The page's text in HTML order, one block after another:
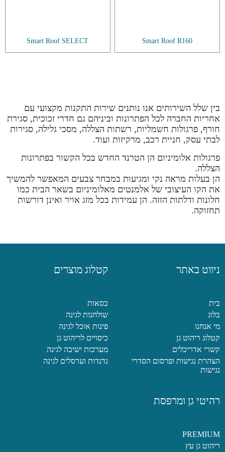
Smart Roof R160
Smart Roof SELECT
בין שלל השירותים אנו נותנים שירות התקנות מקצועי עם
אחריות החברה לכל הפתרונות וביניהם גם חדרי זכוכית, סגירת
חורף, פרגולות חשמליות, רשתות הצללה, מסכי גלילה, סגירות
לבתי עסק, חניית רכב, מרקיזות ועוד.
פרגולות אלומיניום הן הטרנד החדש בכל הקשור בפתרונות
הצללה.
הן בעלות מראה נקי ומגיעות במבחר צבעים המאפשר להמשיך
את הקו העיצובי של אלמנטים מאלומיניום בשאר הבית כמו
חלונות ודלתות הזזה. הן עמידות בכל מזג אויר ואינן דורשות
תחזוקה.
ניווט באתר
בית
בלוג
מי אנחנו
קטלוג ריהוט גן
קשרי אדריכלים
הצהרת נגישות ופרסום הסדרי
נגישות
קטלוג מוצרים
כסאות
שולחנות לגינה
פינות אוכל לגינה
כיסויים לריהוט גן
מערכות ישיבה לגינה
נדנדות וערסלים לגינה
רהיטי גן ומרפסת
PREMIUM
ריהוט גן עץ